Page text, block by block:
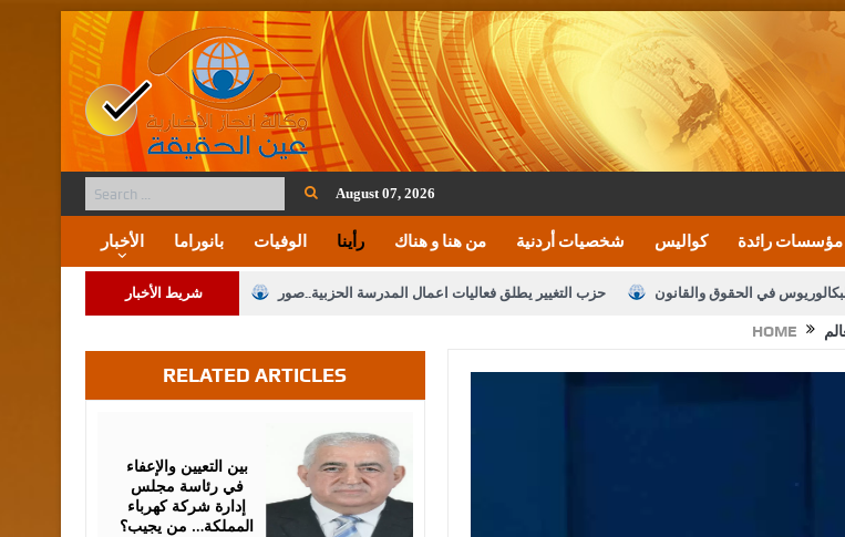
August 07, 2026
الأخبار بانوراما الوفيات رأينا من هنا و هناك شخصيات أردنية كواليس مؤسسات رائدة
شريط الأخبار حزب التغيير يطلق فعاليات اعمال المدرسة الحزبية..صور في الحقوق والقانون
بيان اجتماع عمّان:دعم الوصاية الهاشمية التاريخية على المقدسات الإسلامية والمسيحية
النواب يقر مشروع تعديل قانون الملكية العقارية النواب على شراكة فاعلة مع الإعلام
القاضي محمود أحمد فريحات.. مبارك ومزيدا من التوفيق
HOME
RELATED ARTICLES
بين التعيين والإعفاء
في رئاسة مجلس
إدارة شركة كهرباء
المملكة… من يجيب؟